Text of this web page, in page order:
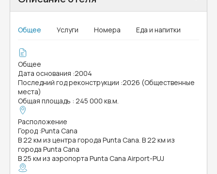
Общее Услуги Номера Еда и напитки
Общее
Дата основания :2004
Последний год реконструкции :2026 (Общественные
места)
Общая площадь : 245 000 кв.м.
Расположение
Город :Punta Cana
В 22 км из центра города Punta Cana. В 22 км из
города Punta Cana
В 25 км из аэропорта Punta Cana Airport-PUJ